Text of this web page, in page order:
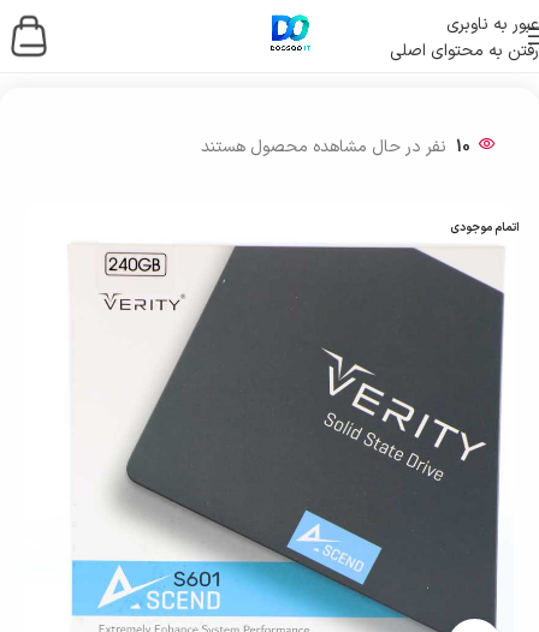
عبور به ناوبری
رفتن به محتوای اصلی
خانه/ ذخیره ساز اطلاعات
10 نفر در حال مشاهده محصول هستند
اتمام موجودی